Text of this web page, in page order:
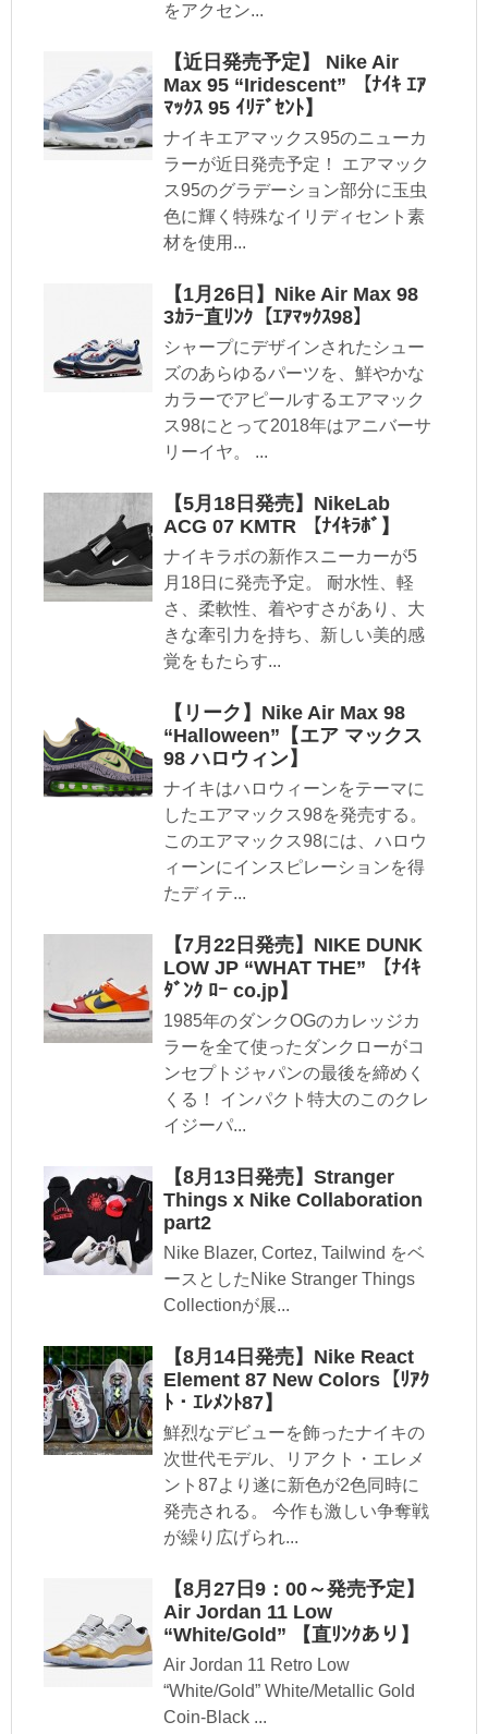
をアクセン...
【近日発売予定】 Nike Air
Max 95 “Iridescent” 【ﾅｲｷ ｴｱ
ﾏｯｸｽ 95 ｲﾘﾃﾞｾﾝﾄ】
ナイキエアマックス95のニューカ
ラーが近日発売予定！ エアマック
ス95のグラデーション部分に玉虫
色に輝く特殊なイリディセント素
材を使用...
【1月26日】Nike Air Max 98
3ｶﾗｰ直ﾘﾝｸ【ｴｱﾏｯｸｽ98】
シャープにデザインされたシュー
ズのあらゆるパーツを、鮮やかな
カラーでアピールするエアマック
ス98にとって2018年はアニバーサ
リーイヤ。 ...
【5月18日発売】NikeLab
ACG 07 KMTR 【ﾅｲｷﾗﾎﾞ】
ナイキラボの新作スニーカーが5
月18日に発売予定。 耐水性、軽
さ、柔軟性、着やすさがあり、大
きな牽引力を持ち、新しい美的感
覚をもたらす...
【リーク】Nike Air Max 98
“Halloween”【エア マックス
98 ハロウィン】
ナイキはハロウィーンをテーマに
したエアマックス98を発売する。
このエアマックス98には、ハロウ
ィーンにインスピレーションを得
たディテ...
【7月22日発売】NIKE DUNK
LOW JP “WHAT THE” 【ﾅｲｷ
ﾀﾞﾝｸ ﾛｰ co.jp】
1985年のダンクOGのカレッジカ
ラーを全て使ったダンクローがコ
ンセプトジャパンの最後を締めく
くる！ インパクト特大のこのクレ
イジーパ...
【8月13日発売】Stranger
Things x Nike Collaboration
part2
Nike Blazer, Cortez, Tailwind をベ
ースとしたNike Stranger Things
Collectionが展...
【8月14日発売】Nike React
Element 87 New Colors【ﾘｱｸ
ﾄ・ｴﾚﾒﾝﾄ87】
鮮烈なデビューを飾ったナイキの
次世代モデル、リアクト・エレメ
ント87より遂に新色が2色同時に
発売される。 今作も激しい争奪戦
が繰り広げられ...
【8月27日9：00～発売予定】
Air Jordan 11 Low
“White/Gold” 【直ﾘﾝｸあり】
Air Jordan 11 Retro Low
“White/Gold” White/Metallic Gold
Coin-Black ...